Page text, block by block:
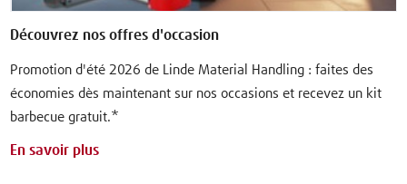
Découvrez nos offres d'occasion
Promotion d'été 2026 de Linde Material Handling : faites des
économies dès maintenant sur nos occasions et recevez un kit
barbecue gratuit.*
En savoir plus